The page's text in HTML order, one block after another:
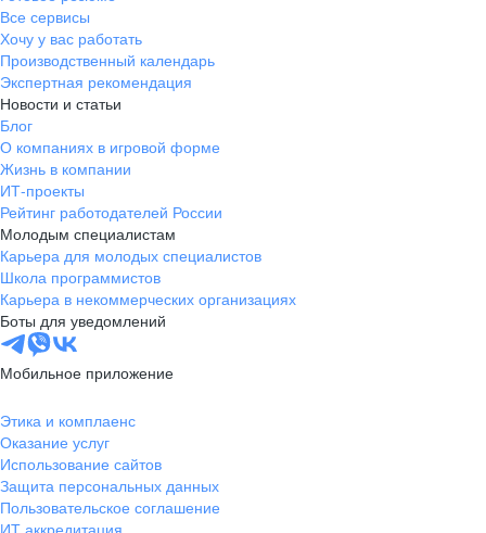
Все сервисы
Хочу у вас работать
Производственный календарь
Экспертная рекомендация
Новости и статьи
Блог
О компаниях в игровой форме
Жизнь в компании
ИТ-проекты
Рейтинг работодателей России
Молодым специалистам
Карьера для молодых специалистов
Школа программистов
Карьера в некоммерческих организациях
Боты для уведомлений
Мобильное приложение
Этика и комплаенс
Оказание услуг
Использование сайтов
Защита персональных данных
Пользовательское соглашение